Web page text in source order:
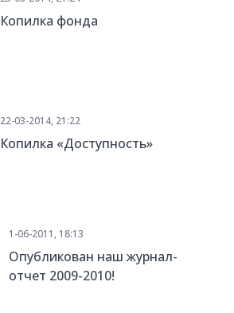
Копилка фонда
22-03-2014, 21:22
Копилка «Доступность»
1-06-2011, 18:13
Опубликован наш журнал-
отчет 2009-2010!